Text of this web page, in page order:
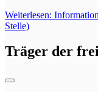
Weiterlesen:
Stelle)
Träger der